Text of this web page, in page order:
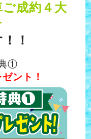
成約４大
！
①
ント！